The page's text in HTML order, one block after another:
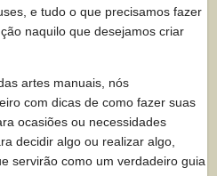
e tudo o que precisamos fazer
naquilo que desejamos criar
artes manuais, nós
com dicas de como fazer suas
ocasiões ou necessidades
decidir algo ou realizar algo,
servirão como um verdadeiro guia